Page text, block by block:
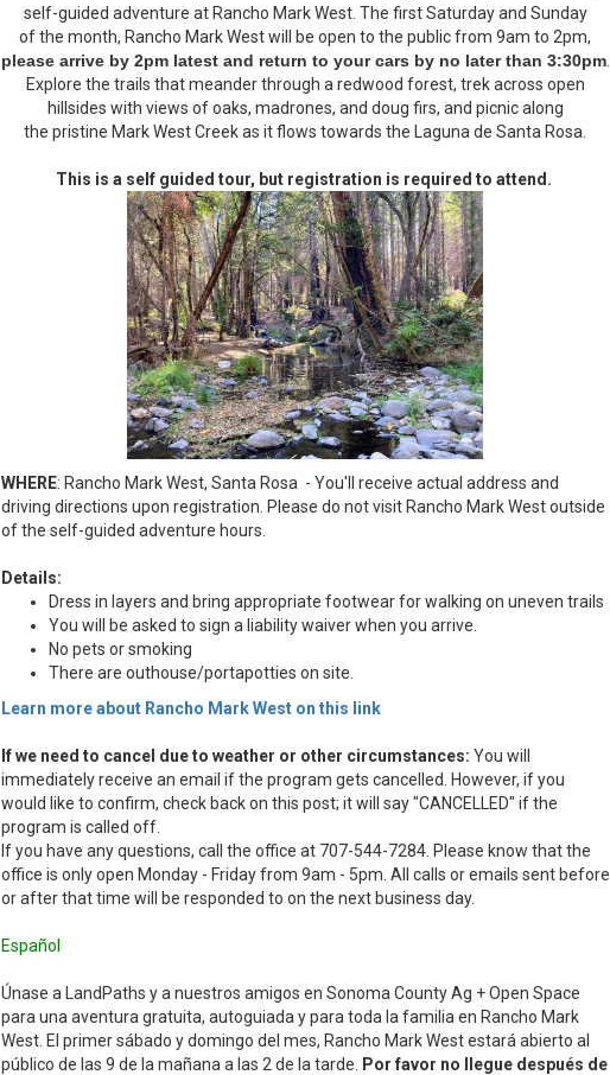
self-guided adventure at Rancho Mark West. The first Saturday and Sunday
of the month, Rancho Mark West will be open to the public from 9am to 2pm,
please arrive by 2pm latest and return to your cars by no later than 3:30pm.
Explore the trails that meander through a redwood forest, trek across open
hillsides with views of oaks, madrones, and doug firs, and picnic along
the pristine Mark West Creek as it flows towards the Laguna de Santa Rosa.
This is a self guided tour, but registration is required to attend.
WHERE: Rancho Mark West, Santa Rosa - You'll receive actual address and
driving directions upon registration. Please do not visit Rancho Mark West outside
of the self-guided adventure hours.
Details:
Dress in layers and bring appropriate footwear for walking on uneven trails
You will be asked to sign a liability waiver when you arrive.
No pets or smoking
There are outhouse/portapotties on site.
Learn more about Rancho Mark West on this link
If we need to cancel due to weather or other circumstances: You will
immediately receive an email if the program gets cancelled. However, if you
would like to confirm, check back on this post; it will say "CANCELLED" if the
program is called off.
If you have any questions, call the office at 707-544-7284. Please know that the
office is only open Monday - Friday from 9am - 5pm. All calls or emails sent before
or after that time will be responded to on the next business day.
Español
Únase a LandPaths y a nuestros amigos en Sonoma County Ag + Open Space
para una aventura gratuita, autoguiada y para toda la familia en Rancho Mark
West. El primer sábado y domingo del mes, Rancho Mark West estará abierto al
público de las 9 de la mañana a las 2 de la tarde.
Por favor no llegue después de